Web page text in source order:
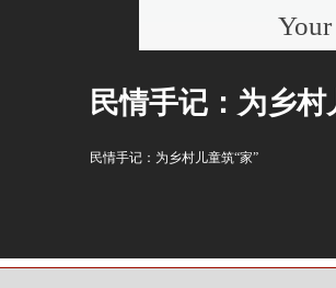
民情手记：为乡村
民情手记：为乡村儿童筑“家”